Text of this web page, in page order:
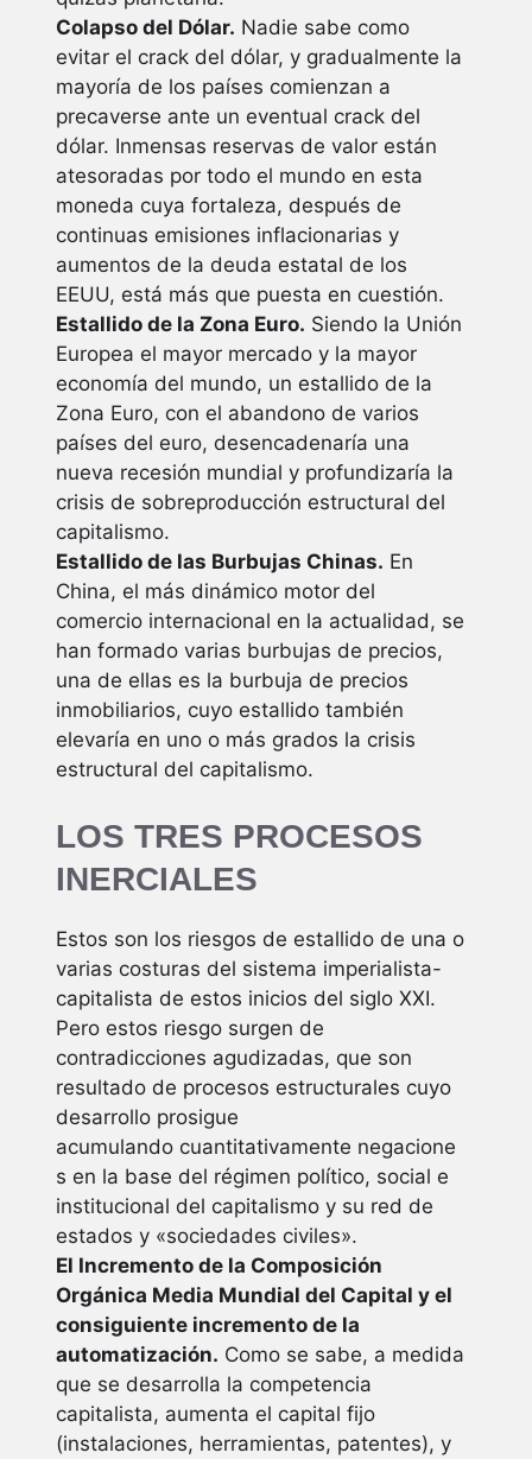
Colapso del Dólar. Nadie sabe como
evitar el crack del dólar, y gradualmente la
mayoría de los países comienzan a
precaverse ante un eventual crack del
dólar. Inmensas reservas de valor están
atesoradas por todo el mundo en esta
moneda cuya fortaleza, después de
continuas emisiones inflacionarias y
aumentos de la deuda estatal de los
EEUU, está más que puesta en cuestión.
Estallido de la Zona Euro. Siendo la Unión
Europea el mayor mercado y la mayor
economía del mundo, un estallido de la
Zona Euro, con el abandono de varios
países del euro, desencadenaría una
nueva recesión mundial y profundizaría la
crisis de sobreproducción estructural del
capitalismo.
Estallido de las Burbujas Chinas. En
China, el más dinámico motor del
comercio internacional en la actualidad, se
han formado varias burbujas de precios,
una de ellas es la burbuja de precios
inmobiliarios, cuyo estallido también
elevaría en uno o más grados la crisis
estructural del capitalismo.
LOS TRES PROCESOS
INERCIALES
Estos son los riesgos de estallido de una o
varias costuras del sistema imperialista-
capitalista de estos inicios del siglo XXI.
Pero estos riesgo surgen de
contradicciones agudizadas, que son
resultado de procesos estructurales cuyo
desarrollo prosigue
acumulando cuantitativamente negacione
s en la base del régimen político, social e
institucional del capitalismo y su red de
estados y «sociedades civiles».
El Incremento de la Composición
Orgánica Media Mundial del Capital y el
consiguiente incremento de la
automatización. Como se sabe, a medida
que se desarrolla la competencia
capitalista, aumenta el capital fijo
(instalaciones, herramientas, patentes), y